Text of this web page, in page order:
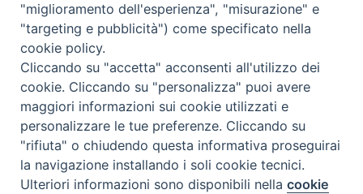
Copyright © 2019 - Tutti i diritti riservati - Vita
Trentina Editrice
Privacy Policy
Torna
Preferenze Cookie
"miglioramento dell'esperienza", "misurazione" e
"targeting e pubblicità") come specificato nella
cookie policy.
Cliccando su "accetta" acconsenti all'utilizzo dei
cookie. Cliccando su "personalizza" puoi avere
maggiori informazioni sui cookie utilizzati e
personalizzare le tue preferenze. Cliccando su
"rifiuta" o chiudendo questa informativa proseguirai
la navigazione installando i soli cookie tecnici.
Ulteriori informazioni sono disponibili nellacookie